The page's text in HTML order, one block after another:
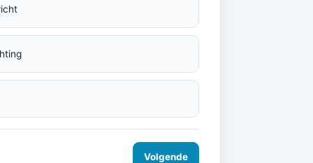
Volgende